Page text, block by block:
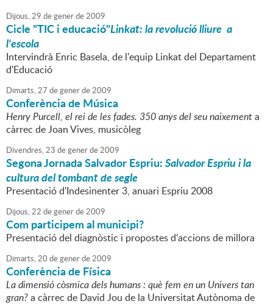
Dijous,29 degenerde2009
Cicle "TIC i educació"Linkat: la revolució lliure a
l'escola
Intervindrà Enric Basela, de l'equip Linkat del Departament
d'Educació
Dimarts,27 degenerde2009
Conferència de Música
Henry Purcell, el rei de les fades. 350 anys del seu naixementa
càrrec de Joan Vives, musicòleg
Divendres,23 degenerde2009
Segona Jornada Salvador Espriu:Salvador Espriu i la
cultura del tombant de segle
Presentació d'Indesinenter 3, anuari Espriu 2008
Dijous,22 degenerde2009
Com participem al municipi?
Presentació del diagnòstic i propostes d'accions de millora
Dimarts,20 degenerde2009
Conferència de Física
La dimensió còsmica dels humans : què fem en un Univers tan
gran?a càrrec de David Jou de la Universitat Autònoma de